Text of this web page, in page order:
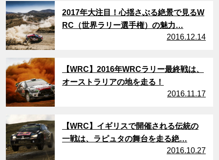
サムネイル
2017年大注目！心揺さぶる絶景で見るW
RC（世界ラリー選手権）の魅力…
2016.12.14
サムネイル
【WRC】2016年WRCラリー最終戦は、
オーストラリアの地を走る！
2016.11.17
サムネイル
【WRC】イギリスで開催される伝統の
一戦は、ラピュタの舞台を走る絶…
2016.10.27